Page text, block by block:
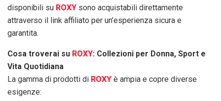
disponibili su ROXY sono acquistabili direttamente
attraverso il link affiliato per un’esperienza sicura e
garantita.
Cosa troverai su ROXY: Collezioni per Donna, Sport e
Vita Quotidiana
La gamma di prodotti di ROXY è ampia e copre diverse
esigenze: